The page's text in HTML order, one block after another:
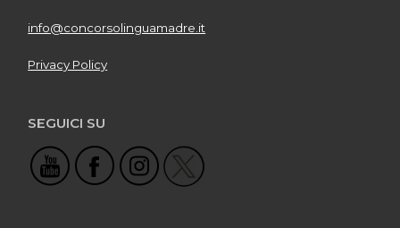
info@concorsolinguamadre.it
Privacy Policy
SEGUICI SU